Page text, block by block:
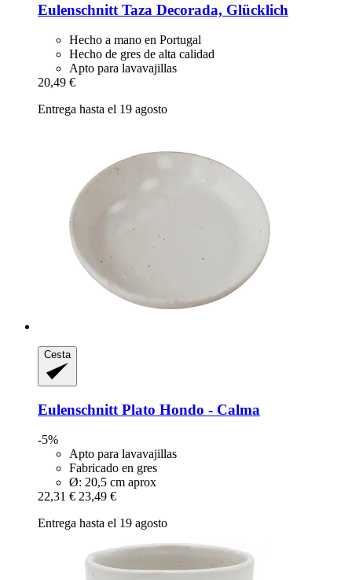
Eulenschnitt Taza Decorada, Glücklich
Hecho a mano en Portugal
Hecho de gres de alta calidad
Apto para lavavajillas
20,49 €
Entrega hasta el 19 agosto
Cesta
Eulenschnitt Plato Hondo -​ Calma
-5%
Apto para lavavajillas
Fabricado en gres
Ø: 20,5 cm aprox
22,31 € 23,49 €
Entrega hasta el 19 agosto